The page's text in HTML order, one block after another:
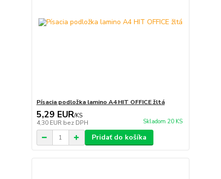
Písacia podložka lamino A4 HIT OFFICE žltá
5,29 EUR/KS
4,30 EUR bez DPH Skladom 20 KS
Pridať do košíka